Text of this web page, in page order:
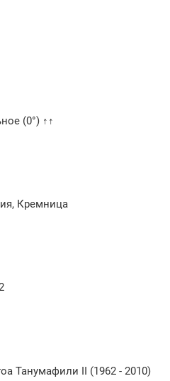
(0°) ↑↑
Кремница
Танумафили II (1962 - 2010)